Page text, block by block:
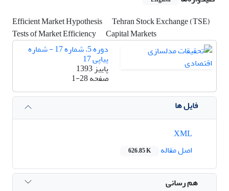
Efficient Market Hypothesis
Tehran Stock Exchange (TSE)
Tests of Market Efficiency
Capital Markets
دوره 5، شماره 17 - شماره
پیاپی 17
پاییز 1393
صفحه1-28
فایل ها
اصل مقاله
626.85 K
هم رسانی